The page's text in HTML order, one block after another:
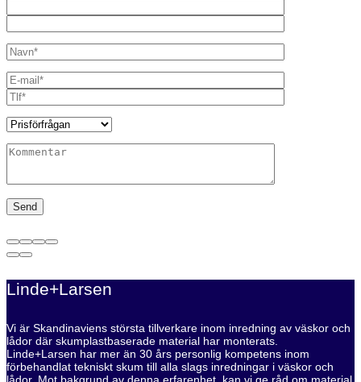
Linde+Larsen
Vi är Skandinaviens största tillverkare inom inredning av väskor och
lådor där skumplastbaserade material har monterats.
Linde+Larsen har mer än 30 års personlig kompetens inom
förbehandlat tekniskt skum till alla slags inredningar i väskor och